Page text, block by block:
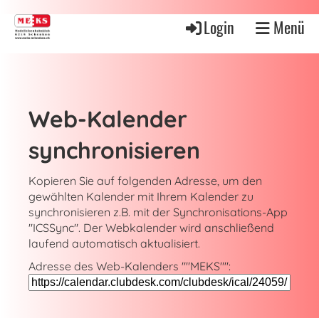
Login Menü
Web-Kalender
synchronisieren
Kopieren Sie auf folgenden Adresse, um den
gewählten Kalender mit Ihrem Kalender zu
synchronisieren z.B. mit der Synchronisations-App
"ICSSync". Der Webkalender wird anschließend
laufend automatisch aktualisiert.
Adresse des Web-Kalenders ""MEKS"":